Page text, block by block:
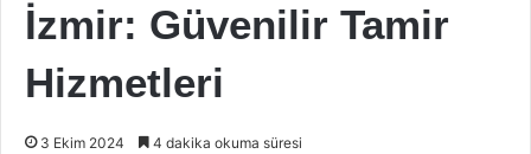
İzmir: Güvenilir Tamir
Hizmetleri
3 Ekim 2024 4 dakika okuma süresi